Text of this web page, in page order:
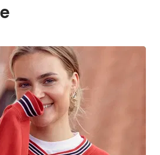
liste med {count} artikler